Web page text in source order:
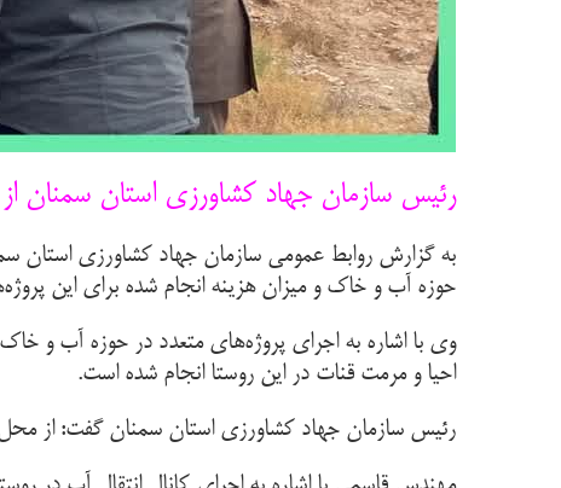
رئیس سازمان جهاد کشاورزی استان
به گزارش روابط عمومی سازمان جهاد کشاورزی استان
حوزه آب و خاک و میزان هزینه انجام شده برای این
وی با اشاره به اجرای پروژه‌های متعدد در حوزه آب و
احیا و مرمت قنات در این روستا انجام شده است.
رئیس سازمان جهاد کشاورزی استان سمنان گفت: از محل اعتبارات سال ۸۸ مقدار یکهزار و ۵۵۰ متر لوله پلی